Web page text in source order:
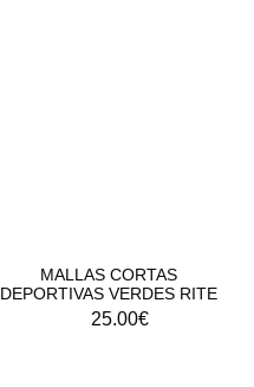
MALLAS CORTAS
DEPORTIVAS VERDES RITE
25.00€